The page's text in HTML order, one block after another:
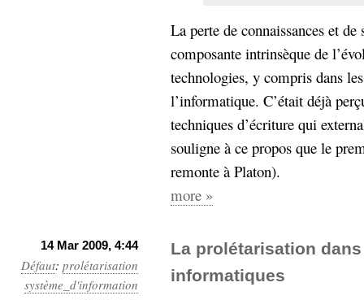
La perte de connaissances et
composante intrinsèque de
technologies, y compris dans
l’informatique. C’était déjà
techniques d’écriture qui
souligne à ce propos que le
remonte à Platon).
more »
14 Mar 2009, 4:44
Défaut: prolétarisation
système_d'information
La prolétarisation
informatiques